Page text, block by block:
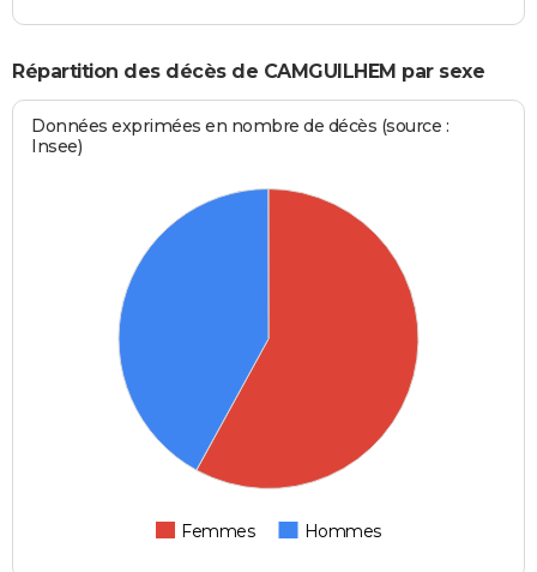
Répartition des décès de CAMGUILHEM par sexe
Données exprimées en nombre de décès (source :
Insee)
Femmes Hommes